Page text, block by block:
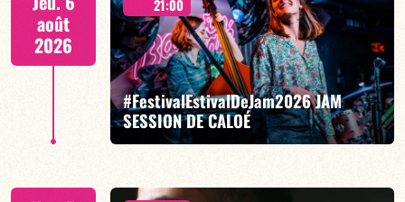
août
2026
21:00
#FestivalEstivalDeJam2026 JAM
SESSION DE CALOÉ
Caloé/Gilliam Sayad/Louise Knobil/Billi Langhoff